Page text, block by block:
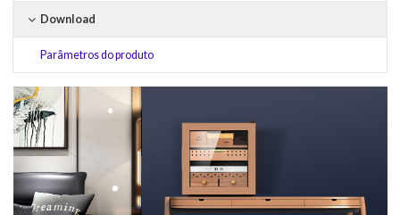
Download
Parâmetros do produto